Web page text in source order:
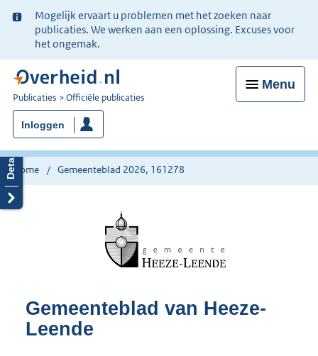
Ter
informatie:
Mogelijk ervaart u problemen met het zoeken naar
publicaties. We werken aan een oplossing. Excuses voor
het ongemak.
Menu
U
bent
nu
hier:
Publicaties Officiële publicaties
Inloggen
Home Gemeenteblad 2026, 161278
Gemeenteblad van Heeze-
Leende